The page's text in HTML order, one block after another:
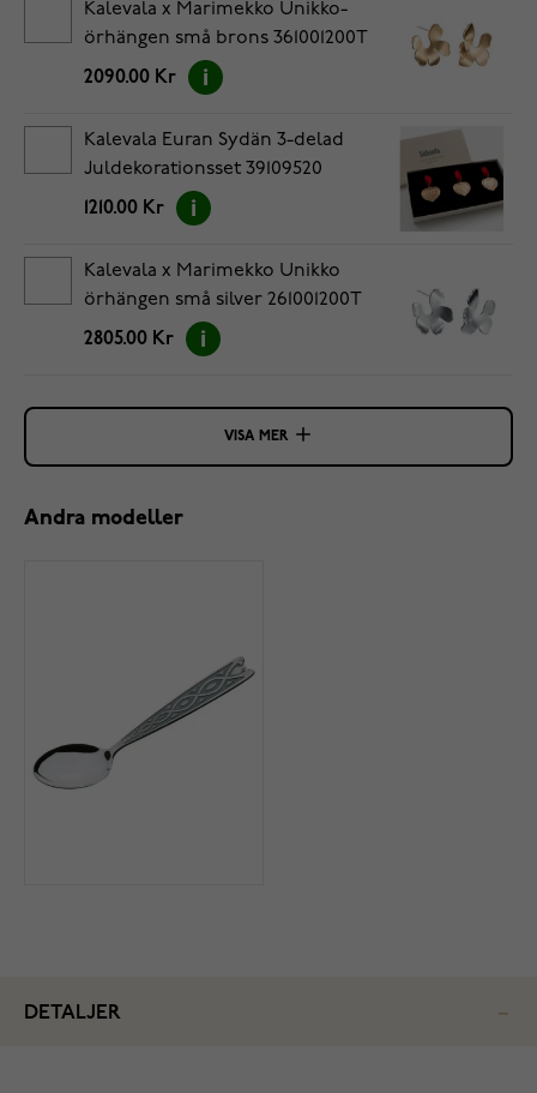
Kalevala x Marimekko Unikko-
örhängen små brons 361001200T
2090.00 Kr
Kalevala Euran Sydän 3-delad
Juldekorationsset 39109520
1210.00 Kr
Kalevala x Marimekko Unikko
örhängen små silver 261001200T
2805.00 Kr
VISA MER
Andra modeller
DETALJER